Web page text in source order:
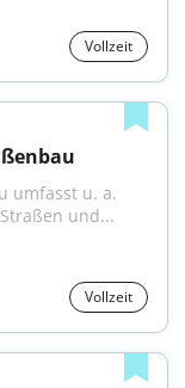
Vollzeit
umfasst u. a.
und...
Vollzeit